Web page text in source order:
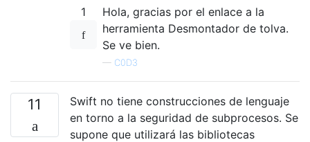
1
Hola, gracias por el enlace a la
herramienta Desmontador de tolva.
Se ve bien.
— C0D3
11
Swift no tiene construcciones de lenguaje
en torno a la seguridad de subprocesos. Se
supone que utilizará las bibliotecas